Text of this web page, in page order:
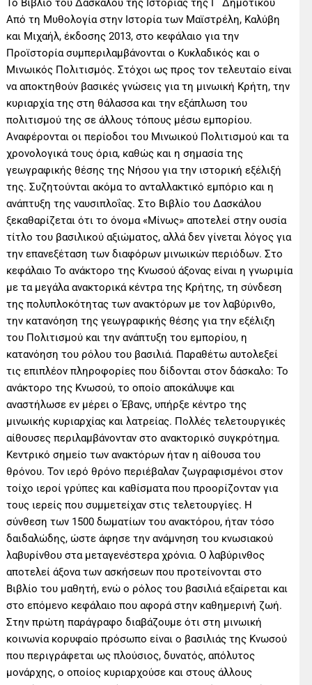
Από τη Μυθολογία στην Ιστορία των Μαϊστρέλη, Καλύβη
και Μιχαήλ, έκδοσης 2013, στο κεφάλαιο για την
Προϊστορία συμπεριλαμβάνονται ο Κυκλαδικός και ο
Μινωικός Πολιτισμός. Στόχοι ως προς τον τελευταίο είναι
να αποκτηθούν βασικές γνώσεις για τη µινωική Κρήτη, την
κυριαρχία της στη θάλασσα και την εξάπλωση του
πολιτισμού της σε άλλους τόπους µέσω εµπορίου.
Αναφέρονται οι περίοδοι του Μινωικού Πολιτισμού και τα
χρονολογικά τους όρια, καθώς και η σημασία της
γεωγραφικής θέσης της Νήσου για την ιστορική εξέλιξή
της. Συζητούνται ακόμα το ανταλλακτικό εμπόριο και η
ανάπτυξη της ναυσιπλοΐας. Στο Βιβλίο του Δασκάλου
ξεκαθαρίζεται ότι το όνομα «Μίνως» αποτελεί στην ουσία
τίτλο του βασιλικού αξιώµατος, αλλά δεν γίνεται λόγος για
την επανεξέταση των διαφόρων μινωικών περιόδων. Στο
κεφάλαιο Το ανάκτορο της Κνωσού άξονας είναι η γνωριμία
με τα μεγάλα ανακτορικά κέντρα της Κρήτης, τη σύνδεση
της πολυπλοκότητας των ανακτόρων με τον λαβύρινθο,
την κατανόηση της γεωγραφικής θέσης για την εξέλιξη
του Πολιτισμού και την ανάπτυξη του εμπορίου, η
κατανόηση του ρόλου του βασιλιά. Παραθέτω αυτολεξεί
τις επιπλέον πληροφορίες που δίδονται στον δάσκαλο: Το
ανάκτορο της Κνωσού, το οποίο αποκάλυψε και
αναστήλωσε εν µέρει ο Έβανς, υπήρξε κέντρο της
µινωικής κυριαρχίας και λατρείας. Πολλές τελετουργικές
αίθουσες περιλαµβάνονταν στο ανακτορικό συγκρότηµα.
Κεντρικό σηµείο των ανακτόρων ήταν η αίθουσα του
θρόνου. Τον ιερό θρόνο περιέβαλαν ζωγραφισµένοι στον
τοίχο ιεροί γρύπες και καθίσµατα που προορίζονταν για
τους ιερείς που συµµετείχαν στις τελετουργίες. Η
σύνθεση των 1500 δωµατίων του ανακτόρου, ήταν τόσο
δαιδαλώδης, ώστε άφησε την ανάµνηση του κνωσιακού
λαβυρίνθου στα µεταγενέστερα χρόνια. Ο λαβύρινθος
αποτελεί άξονα των ασκήσεων που προτείνονται στο
Βιβλίο του μαθητή, ενώ ο ρόλος του βασιλιά εξαίρεται και
στο επόμενο κεφάλαιο που αφορά στην καθημερινή ζωή.
Στην πρώτη παράγραφο διαβάζουμε ότι στη µινωική
κοινωνία κορυφαίο πρόσωπο είναι ο βασιλιάς της Κνωσού
που περιγράφεται ως πλούσιος, δυνατός, απόλυτος
µονάρχης, ο οποίος κυριαρχούσε και στους άλλους